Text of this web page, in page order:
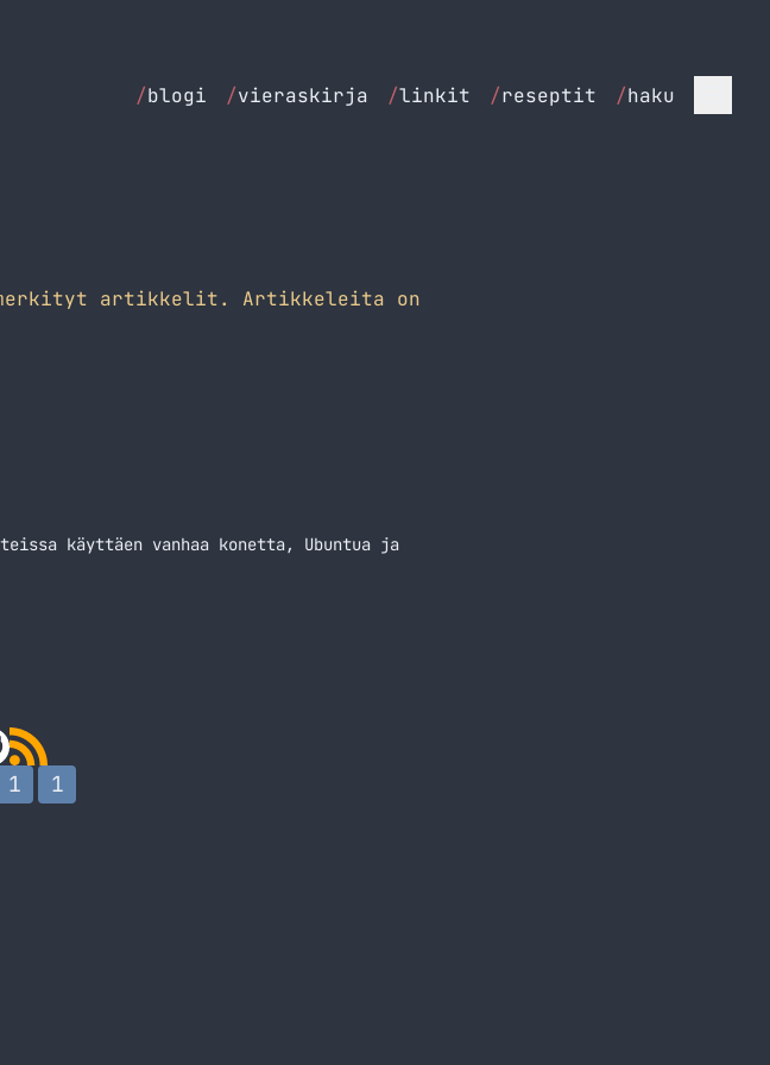
/blogi /vieraskirja /linkit /reseptit /haku
artikkelit. Artikkeleita on
käyttäen vanhaa konetta, Ubuntua ja
1 1